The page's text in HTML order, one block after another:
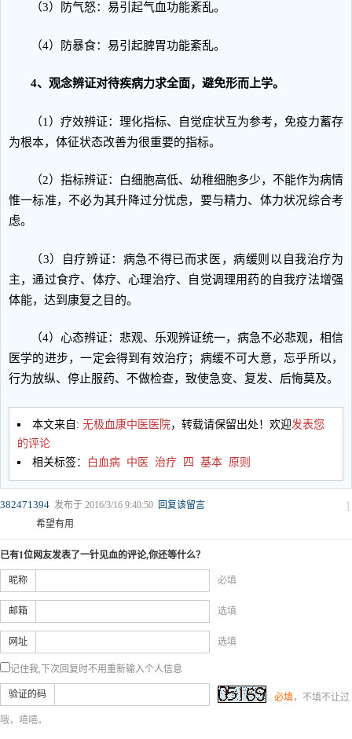
（3）防气怒：易引起气血功能紊乱。
（4）防暴食：易引起脾胃功能紊乱。
4、观念辨证对待疾病力求全面，避免形而上学。
（1）疗效辨证：理化指标、自觉症状互为参考，免疫力蓄存
为根本，体征状态改善为很重要的指标。
（2）指标辨证：白细胞高低、幼稚细胞多少，不能作为病情
惟一标准，不必为其升降过分忧虑，要与精力、体力状况综合考
虑。
（3）自疗辨证：病急不得已而求医，病缓则以自我治疗为
主，通过食疗、体疗、心理治疗、自觉调理用药的自我疗法增强
体能，达到康复之目的。
（4）心态辨证：悲观、乐观辨证统一，病急不必悲观，相信
医学的进步，一定会得到有效治疗；病缓不可大意，忘乎所以，
行为放纵、停止服药、不做检查，致使急变、复发、后悔莫及。
本文来自: 无极血康中医医院，转载请保留出处！欢迎发表您
的评论
相关标签：
白血病 中医 治疗 四 基本 原则
1
382471394 发布于 2016/3/16 9:40:50 回复该留言
希望有用
已有1位网友发表了一针见血的评论,你还等什么？
昵称 必填
邮箱 选填
网址 选填
记住我,下次回复时不用重新输入个人信息
验证的码 必填，不填不让过
哦，嘻嘻。